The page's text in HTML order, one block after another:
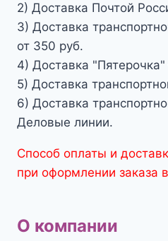
2) Доставка Почтой
3) Доставка
от 350 руб.
4) Доставка
5) Доставка
6) Доставка
Деловые линии.
Способ оплаты и
при оформлении заказа
О компании